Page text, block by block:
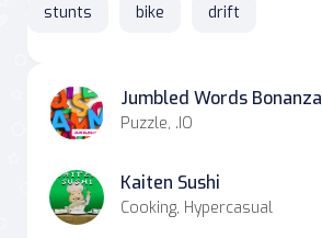
stunts bike drift
Jumbled Words Bonanza
Puzzle, .IO
Kaiten Sushi
Cooking, Hypercasual